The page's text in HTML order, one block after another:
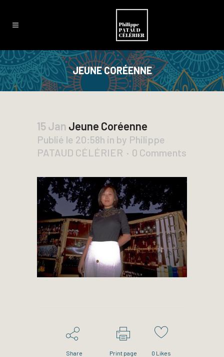
JEUNE CORÉENNE
15 Jan Jeune Coréenne
Publié le 20:58h in by Philippe
PATAUD CÉLÉRIER
0 Comments
Share Print page 0 Likes